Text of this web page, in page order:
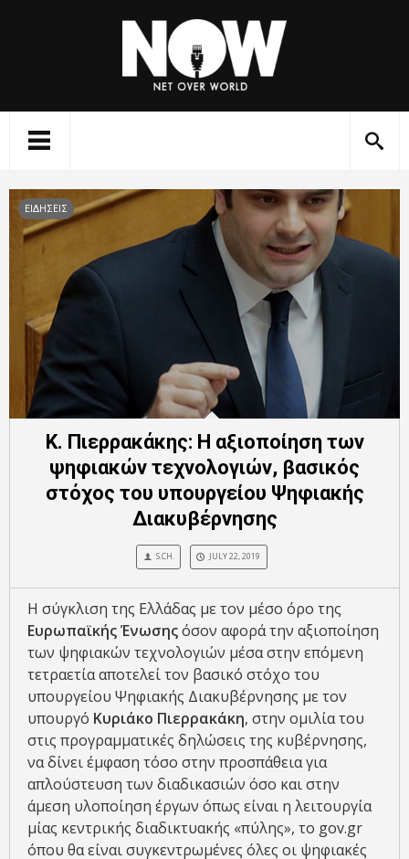
ΕΙΔΗΣΕΙΣ
Κ. Πιερρακάκης: Η αξιοποίηση των
ψηφιακών τεχνολογιών, βασικός
στόχος του υπουργείου Ψηφιακής
Διακυβέρνησης
S.CH. JULY 22, 2019
Η σύγκλιση της Ελλάδας με τον μέσο όρο της
Ευρωπαϊκής Ένωσηςόσον αφορά την αξιοποίηση
των ψηφιακών τεχνολογιών μέσα στην επόμενη
τετραετία αποτελεί τον βασικό στόχο του
υπουργείου Ψηφιακής Διακυβέρνησης με τον
υπουργό Κυριάκο Πιερρακάκη, στην ομιλία του
στις προγραμματικές δηλώσεις της κυβέρνησης,
να δίνει έμφαση τόσο στην προσπάθεια για
απλούστευση των διαδικασιών όσο και στην
άμεση υλοποίηση έργων όπως είναι η λειτουργία
μίας κεντρικής διαδικτυακής «πύλης», το gov.gr
όπου θα είναι συγκεντρωμένες όλες οι ψηφιακές